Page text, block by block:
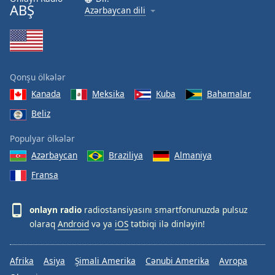
ABŞ
Azərbaycan dili
Qonşu ölkələr
Kanada
Meksika Kuba
Bahamalar
Beliz
Populyar ölkələr
Azərbaycan
Braziliya
Almaniya
Fransa
onlayn radio radiostansiyasını smartfonunuzda pulsuz
olaraq Android və ya iOS tətbiqi ilə dinləyin!
Afrika Asiya Şimali Amerika Cənubi Amerika
Avropa